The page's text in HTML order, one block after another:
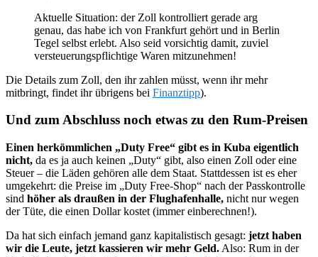
Aktuelle Situation: der Zoll kontrolliert gerade arg
genau, das habe ich von Frankfurt gehört und in Berlin
Tegel selbst erlebt. Also seid vorsichtig damit, zuviel
versteuerungspflichtige Waren mitzunehmen!
Die Details zum Zoll, den ihr zahlen müsst, wenn ihr mehr
mitbringt, findet ihr übrigens bei Finanztipp).
Und zum Abschluss noch etwas zu den Rum-Preisen
Einen herkömmlichen „Duty Free“ gibt es in Kuba eigentlich
nicht, da es ja auch keinen „Duty“ gibt, also einen Zoll oder eine
Steuer – die Läden gehören alle dem Staat. Stattdessen ist es eher
umgekehrt: die Preise im „Duty Free-Shop“ nach der Passkontrolle
sind höher als draußen in der Flughafenhalle, nicht nur wegen
der Tüte, die einen Dollar kostet (immer einberechnen!).
Da hat sich einfach jemand ganz kapitalistisch gesagt: jetzt haben
wir die Leute, jetzt kassieren wir mehr Geld. Also: Rum in der